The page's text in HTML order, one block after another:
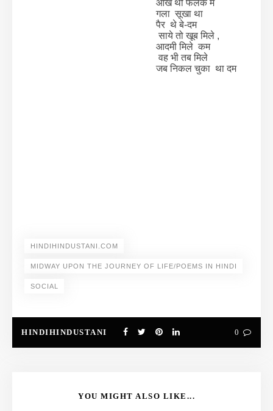
ऑंखें थी फलक में
गला सूखा था
पैर थे बे-दम
साये तो खूब मिले ,
आदमी मिले कम
वह भी तब मिले
जब निकल चुका था दम
HINDIHINDUSTANI.COM
MIDWAY UPON THE JOURNEY OF LIFE/POEMS IN HINDI
SOCIAL
HINDIHINDUSTANI 0
YOU MIGHT ALSO LIKE...